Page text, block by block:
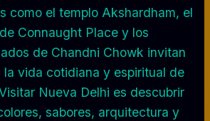
como el templo Akshardham, el
Connaught Place y los
de Chandni Chowk invitan
la vida cotidiana y espiritual de
Nueva Delhi es descubrir
sabores, arquitectura y